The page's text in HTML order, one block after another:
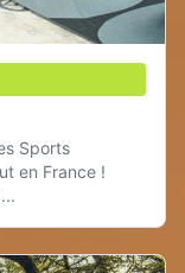
Sports
en France !